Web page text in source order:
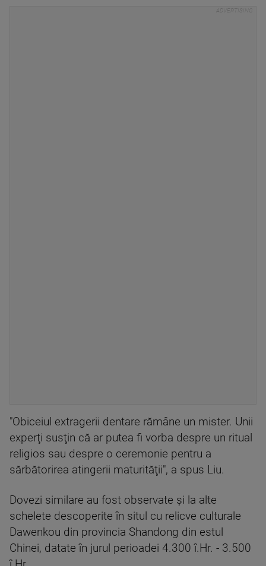
"Obiceiul extragerii dentare rămâne un mister. Unii
experţi susţin că ar putea fi vorba despre un ritual
religios sau despre o ceremonie pentru a
sărbătorirea atingerii maturităţii", a spus Liu.
Dovezi similare au fost observate şi la alte
schelete descoperite în situl cu relicve culturale
Dawenkou din provincia Shandong din estul
Chinei, datate în jurul perioadei 4.300 î.Hr. - 3.500